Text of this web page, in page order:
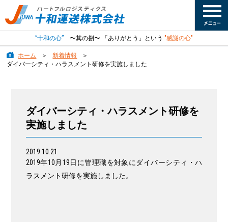
”十和の心” 〜其の捌〜 「ありがとう」という "感謝の心"
ホーム
新着情報
ダイバーシティ・ハラスメント研修を実施しました
ダイバーシティ・ハラスメント研修を
実施しました
2019.10.21
2019年10月19日に管理職を対象にダイバーシティ・ハ
ラスメント研修を実施しました。